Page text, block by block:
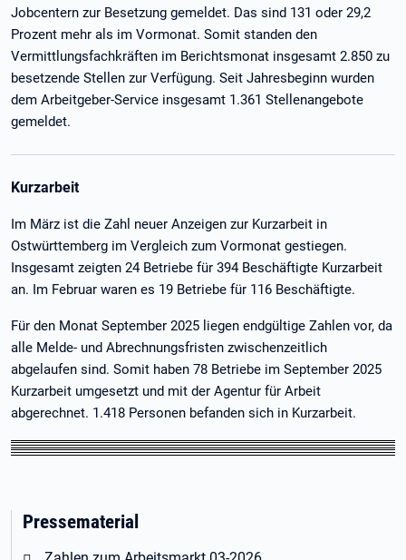
Jobcentern zur Besetzung gemeldet. Das sind 131 oder 29,2
Prozent mehr als im Vormonat. Somit standen den
Vermittlungsfachkräften im Berichtsmonat insgesamt 2.850 zu
besetzende Stellen zur Verfügung. Seit Jahresbeginn wurden
dem Arbeitgeber-Service insgesamt 1.361 Stellenangebote
gemeldet.
Kurzarbeit
Im März ist die Zahl neuer Anzeigen zur Kurzarbeit in
Ostwürttemberg im Vergleich zum Vormonat gestiegen.
Insgesamt zeigten 24 Betriebe für 394 Beschäftigte Kurzarbeit
an. Im Februar waren es 19 Betriebe für 116 Beschäftigte.
Für den Monat September 2025 liegen endgültige Zahlen vor, da
alle Melde- und Abrechnungsfristen zwischenzeitlich
abgelaufen sind. Somit haben 78 Betriebe im September 2025
Kurzarbeit umgesetzt und mit der Agentur für Arbeit
abgerechnet. 1.418 Personen befanden sich in Kurzarbeit.
Pressematerial
Öffnet in neuem Tab